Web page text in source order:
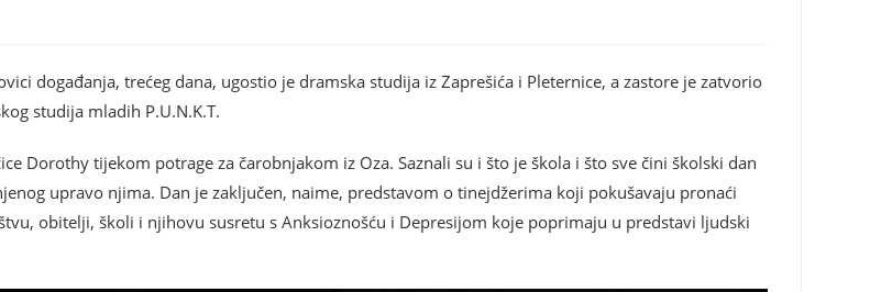
događanja, trećeg dana, ugostio je dramska studija iz Zaprešića i Pleternice, a zastore je zatvorio
studija mladih P.U.N.K.T.
Dorothy tijekom potrage za čarobnjakom iz Oza. Saznali su i što je škola i što sve čini školski dan
upravo njima. Dan je zaključen, naime, predstavom o tinejdžerima koji pokušavaju pronaći
obitelji, školi i njihovu susretu s Anksioznošću i Depresijom koje poprimaju u predstavi ljudski